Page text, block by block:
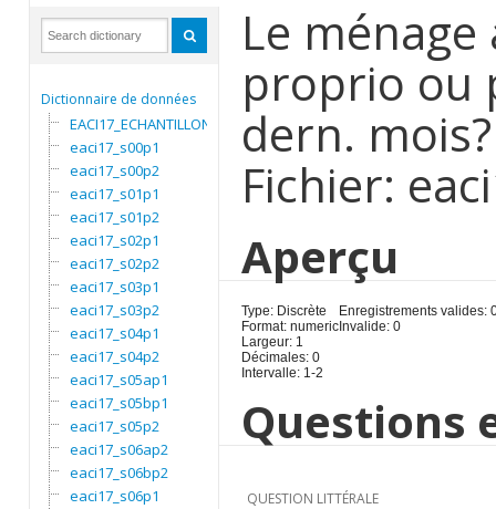
Dictionnaire de données
EACI17_ECHANTILLON
eaci17_s00p1
eaci17_s00p2
eaci17_s01p1
eaci17_s01p2
eaci17_s02p1
eaci17_s02p2
eaci17_s03p1
eaci17_s03p2
eaci17_s04p1
eaci17_s04p2
eaci17_s05ap1
eaci17_s05bp1
eaci17_s05p2
eaci17_s06ap2
eaci17_s06bp2
eaci17_s06p1
Le
proprio ou
dern.
Fichier:
Aperçu
Type: Discrète
Format: numeric
Largeur: 1
Décimales: 0
Intervalle: 1-2
Enregistrements valides:
Invalide: 0
Questions
QUESTION LITTÉRALE